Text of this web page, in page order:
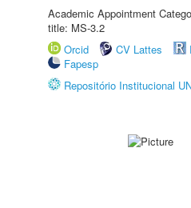
Academic Appointment
title: MS-3.2
Orcid
CV Lattes
Fapesp
Repositório Institucional